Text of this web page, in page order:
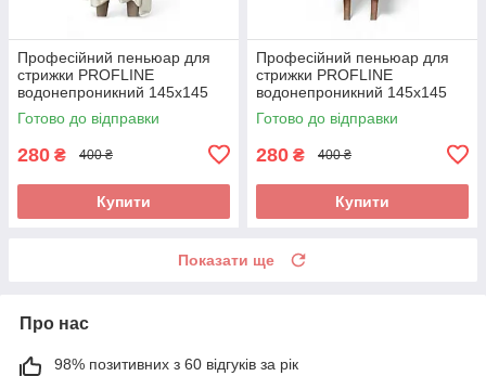
Професійний пеньюар для
стрижки PROFLINE
водонепроникний 145х145
см Бежевий (накидка
перукарська) Арт. 145Б
Готово до відправки
280 ₴ 400 ₴
Купити
Професійний пеньюар для
стрижки PROFLINE
водонепроникний 145х145
см Сірий (накидка
перукарська) Арт. 145С
Готово до відправки
280 ₴ 400 ₴
Купити
Показати ще
Про нас
98% позитивних з 60 відгуків за рік